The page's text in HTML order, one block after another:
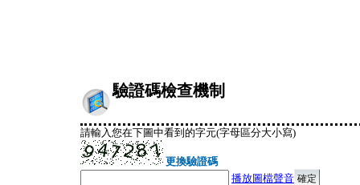
驗證碼檢查機制
請輸入您在下圖中看到的字元(字母區分大小寫)
更換驗證碼
播放圖檔聲音